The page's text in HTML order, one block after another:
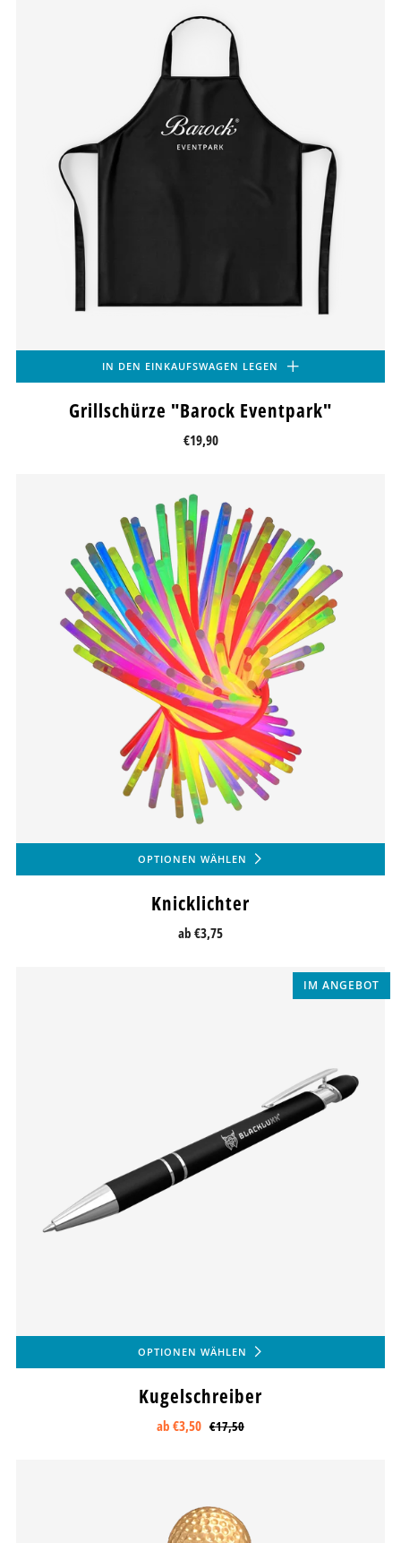
IN DEN EINKAUFSWAGEN LEGEN
Grillschürze "Barock Eventpark"
€19,90
OPTIONEN WÄHLEN
Knicklichter
ab €3,75
IM ANGEBOT
OPTIONEN WÄHLEN
Kugelschreiber
ab €3,50 €17,50